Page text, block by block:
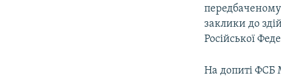
передбаченому
заклики до
Російської
На допиті ФСБ